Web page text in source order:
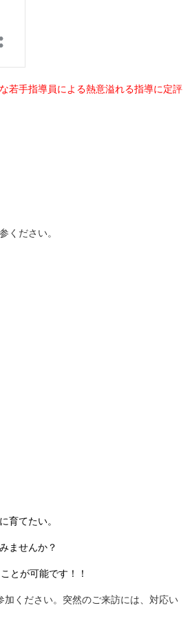
若手指導員による熱意溢れる指導に定評
ください。
育てたい。
ませんか？
とが可能です！！
加ください。突然のご来訪には、対応い